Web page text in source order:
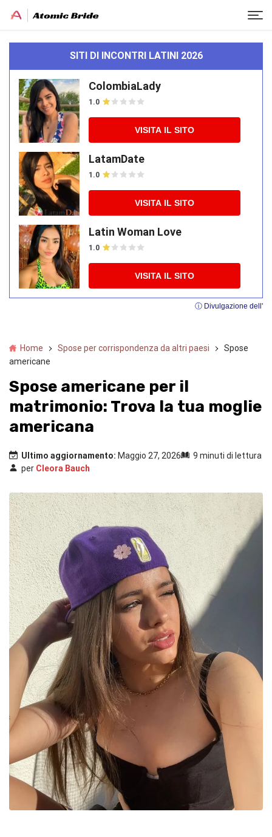
Home Spose per corrispondenza da altri paesi
Spose
americane
Spose americane per il
matrimonio: Trova la tua moglie
americana
Ultimo aggiornamento: Maggio 27, 2026
9 minuti di lettura
per Cleora Bauch
SITI DI INCONTRI LATINI 2026
ColombiaLady
1.0
VISITA IL SITO
LatamDate
1.0
VISITA IL SITO
Latin Woman Love
1.0
VISITA IL SITO
ⓘ Divulgazione dell'